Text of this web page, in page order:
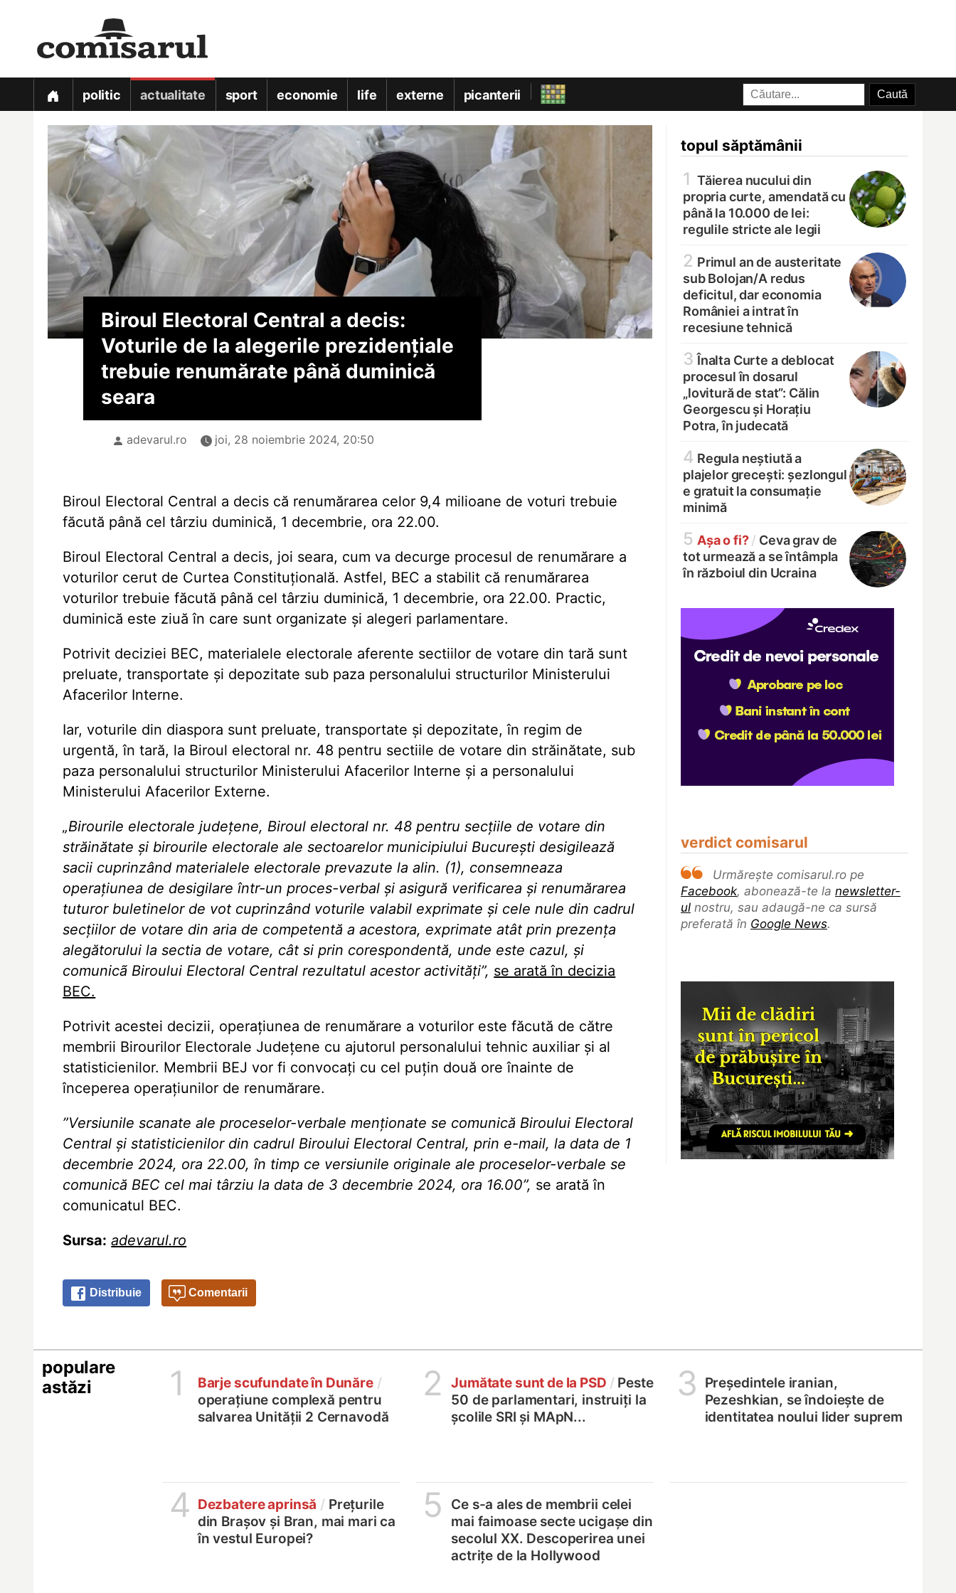
politic actualitate sport economie life externe picanterii
topul săptămânii
1 Tăierea nucului din
propria curte, amendată cu
până la 10.000 de lei:
regulile stricte ale legii
2 Primul an de austeritate
sub Bolojan/A redus
deficitul, dar economia
României a intrat în
recesiune tehnică
3 Înalta Curte a deblocat
procesul în dosarul
„lovitură de stat”: Călin
Georgescu și Horațiu
Potra, în judecată
4 Regula neștiută a
plajelor grecești: șezlongul
e gratuit la consumație
minimă
5 Așa o fi? / Ceva grav de
tot urmează a se întâmpla
în războiul din Ucraina
verdict comisarul
Urmărește comisarul.ro pe
Facebook, abonează-te la newsletter-
ul nostru, sau adaugă-ne ca sursă
preferată în Google News.
Biroul Electoral Central a decis:
Voturile de la alegerile prezidențiale
trebuie renumărate până duminică
seara
adevarul.ro joi, 28 noiembrie 2024, 20:50
Biroul Electoral Central a decis că renumărarea celor 9,4 milioane de voturi trebuie
făcută până cel târziu duminică, 1 decembrie, ora 22.00.
Biroul Electoral Central a decis, joi seara, cum va decurge procesul de renumărare a
voturilor cerut de Curtea Constituțională. Astfel, BEC a stabilit că renumărarea
voturilor trebuie făcută până cel târziu duminică, 1 decembrie, ora 22.00. Practic,
duminică este ziuă în care sunt organizate și alegeri parlamentare.
Potrivit deciziei BEC, materialele electorale aferente sectiilor de votare din tară sunt
preluate, transportate și depozitate sub paza personalului structurilor Ministerului
Afacerilor Interne.
Iar, voturile din diaspora sunt preluate, transportate și depozitate, în regim de
urgentă, în tară, la Biroul electoral nr. 48 pentru sectiile de votare din străinătate, sub
paza personalului structurilor Ministerului Afacerilor Interne și a personalului
Ministerului Afacerilor Externe.
„Birourile electorale județene, Biroul electoral nr. 48 pentru secțiile de votare din
străinătate și birourile electorale ale sectoarelor municipiului București desigilează
sacii cuprinzând materialele electorale prevazute la alin. (1), consemneaza
operațiunea de desigilare într-un proces-verbal și asigură verificarea și renumărarea
tuturor buletinelor de vot cuprinzând voturile valabil exprimate și cele nule din cadrul
secțiilor de votare din aria de competentă a acestora, exprimate atât prin prezența
alegătorului la sectia de votare, cât si prin corespondentă, unde este cazul, și
comunicã Biroului Electoral Central rezultatul acestor activități”, se arată în decizia
BEC.
Potrivit acestei decizii, operațiunea de renumărare a voturilor este făcută de către
membrii Birourilor Electorale Județene cu ajutorul personalului tehnic auxiliar și al
statisticienilor. Membrii BEJ vor fi convocați cu cel puțin două ore înainte de
începerea operațiunilor de renumărare.
”Versiunile scanate ale proceselor-verbale menționate se comunică Biroului Electoral
Central și statisticienilor din cadrul Biroului Electoral Central, prin e-mail, la data de 1
decembrie 2024, ora 22.00, în timp ce versiunile originale ale proceselor-verbale se
comunică BEC cel mai târziu la data de 3 decembrie 2024, ora 16.00”, se arată în
comunicatul BEC.
Sursa: adevarul.ro
Distribuie Comentarii
populare
astăzi
1 Barje scufundate în Dunăre /
operațiune complexă pentru
salvarea Unității 2 Cernavodă
2 Jumătate sunt de la PSD / Peste
50 de parlamentari, instruiți la
școlile SRI și MApN...
3
Președintele iranian,
Pezeshkian, se îndoiește de
identitatea noului lider suprem
4 Dezbatere aprinsă / Prețurile
din Brașov și Bran, mai mari ca
în vestul Europei?
5
Ce s-a ales de membrii celei
mai faimoase secte ucigașe din
secolul XX. Descoperirea unei
actrițe de la Hollywood